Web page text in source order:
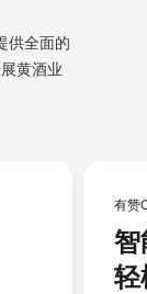
供全面的
黄酒业
有赞
智
轻